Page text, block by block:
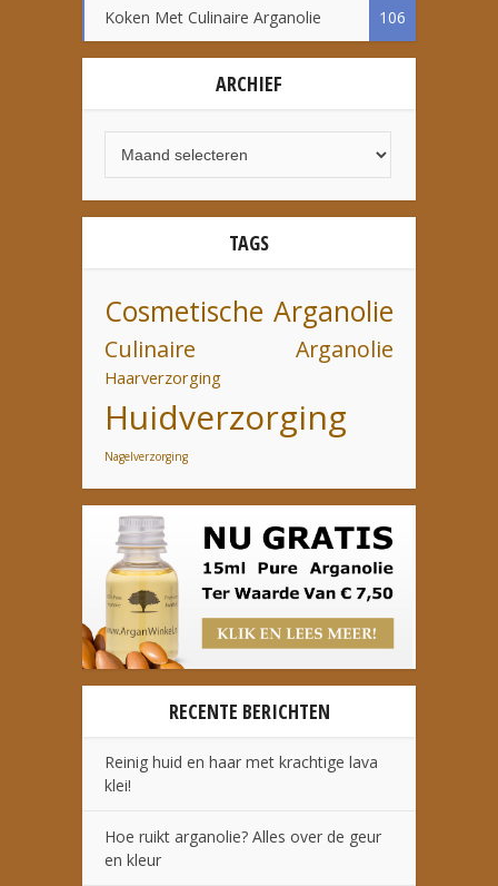
Koken Met Culinaire Arganolie 106
ARCHIEF
TAGS
Cosmetische Arganolie
Culinaire Arganolie
Haarverzorging
Huidverzorging
Nagelverzorging
RECENTE BERICHTEN
Reinig huid en haar met krachtige lava
klei!
Hoe ruikt arganolie? Alles over de geur
en kleur